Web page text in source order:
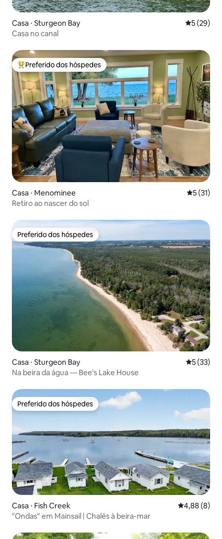
Casa ⋅ Sturgeon Bay 5 de uma
5 (29)
Casa no canal
Entre os melhores preferidos dos hóspedes
Preferido dos hóspedes
Casa ⋅ Menominee 5 de uma
5 (31)
Retiro ao nascer do sol
Preferido dos hóspedes
Preferido dos hóspedes
Casa ⋅ Sturgeon Bay 5 de uma
5 (33)
Na beira da água — Bee's Lake House
Preferido dos hóspedes
Preferido dos hóspedes
Casa ⋅ Fish Creek 4,88 de uma
4,88 (8)
"Ondas" em Mainsail | Chalés à beira-mar